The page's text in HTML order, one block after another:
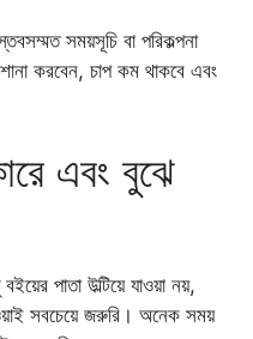
সময়সূচি বা পরিকল্পনা
করবেন, চাপ কম থাকবে এবং
এবং বুঝে
পাতা উল্টিয়ে যাওয়া নয়,
সবচেয়ে জরুরি। অনেক সময়